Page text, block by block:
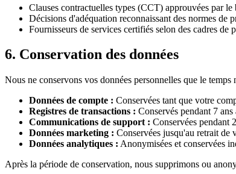
Clauses contractuelles types (CCT) approuvées par
Décisions d'adéquation reconnaissant des normes de
Fournisseurs de services certifiés selon des cadres de
6. Conservation des données
Nous ne conservons vos données personnelles que le
Données de compte : Conservées tant que votre
Registres de transactions : Conservés pendant 7
Communications de support : Conservées pendant
Données marketing : Conservées jusqu'au retrait de
Données analytiques : Anonymisées et conservées
Après la période de conservation, nous supprimons ou